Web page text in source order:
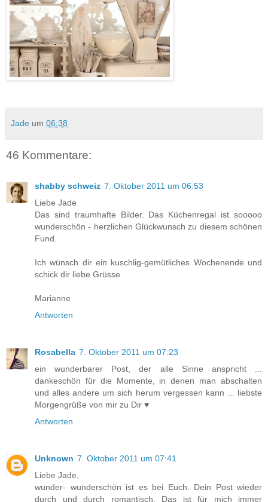
Jade um 06:38
46 Kommentare:
shabby schweiz 7. Oktober 2011 um 06:53
Liebe Jade
Das sind traumhafte Bilder. Das Küchenregal ist sooooo
wunderschön - herzlichen Glückwunsch zu diesem schönen
Fund.
Ich wünsch dir ein kuschlig-gemütliches Wochenende und
schick dir liebe Grüsse
Marianne
Antworten
Rosabella 7. Oktober 2011 um 07:23
ein wunderbarer Post, der alle Sinne anspricht ...
dankeschön für die Momente, in denen man abschalten
und alles andere um sich herum vergessen kann ... liebste
Morgengrüße von mir zu Dir ♥
Antworten
Unknown 7. Oktober 2011 um 07:41
Liebe Jade,
wunder- wunderschön ist es bei Euch. Dein Post wieder
durch und durch romantisch. Das ist für mich immer